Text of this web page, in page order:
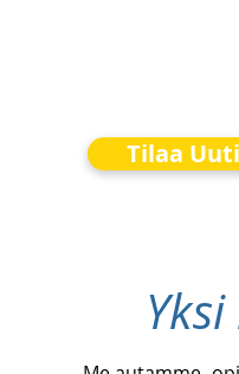
Tilaa